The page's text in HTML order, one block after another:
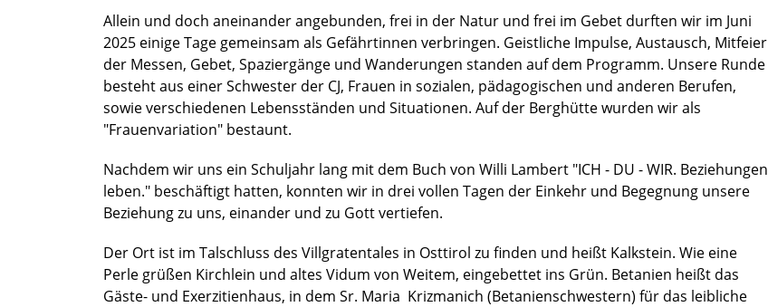
Allein und doch aneinander angebunden, frei in der Natur und frei im Gebet durften wir im Juni
2025 einige Tage gemeinsam als Gefährtinnen verbringen. Geistliche Impulse, Austausch, Mitfeier
der Messen, Gebet, Spaziergänge und Wanderungen standen auf dem Programm. Unsere Runde
besteht aus einer Schwester der CJ, Frauen in sozialen, pädagogischen und anderen Berufen,
sowie verschiedenen Lebensständen und Situationen. Auf der Berghütte wurden wir als
"Frauenvariation" bestaunt.
Nachdem wir uns ein Schuljahr lang mit dem Buch von Willi Lambert "ICH - DU - WIR. Beziehungen
leben." beschäftigt hatten, konnten wir in drei vollen Tagen der Einkehr und Begegnung unsere
Beziehung zu uns, einander und zu Gott vertiefen.
Der Ort ist im Talschluss des Villgratentales in Osttirol zu finden und heißt Kalkstein. Wie eine
Perle grüßen Kirchlein und altes Vidum von Weitem, eingebettet ins Grün. Betanien heißt das
Gäste- und Exerzitienhaus, in dem Sr. Maria Krizmanich (Betanienschwestern) für das leibliche